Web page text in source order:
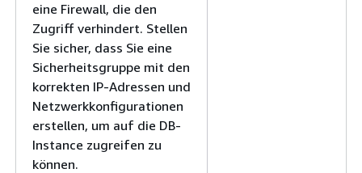
eine Firewall, die den
Zugriff verhindert. Stellen
Sie sicher, dass Sie eine
Sicherheitsgruppe mit den
korrekten IP-Adressen und
Netzwerkkonfigurationen
erstellen, um auf die DB-
Instance zugreifen zu
können.